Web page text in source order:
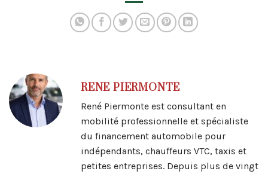
RENE PIERMONTE
René Piermonte est consultant en
mobilité professionnelle et spécialiste
du financement automobile pour
indépendants, chauffeurs VTC, taxis et
petites entreprises. Depuis plus de vingt